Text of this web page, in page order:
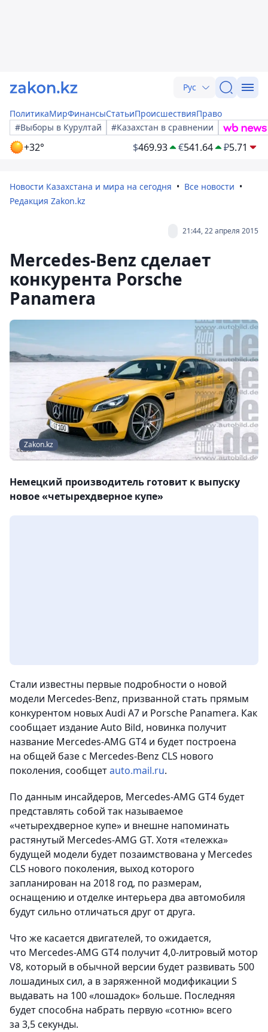
Рус
ПолитикаМирФинансыСтатьиПроисшествияПраво
#Выборы в Курултай
#Казахстан в сравнении
+32° $469.93 €541.64 ₽5.71
Новости Казахстана и мира на сегодня
Все новости
Редакция Zakon.kz
21:44, 22 апреля 2015
Mercedes-Benz сделает
конкурента Porsche
Panamera
Zakon.kz
Немецкий производитель готовит к выпуску
новое «четырехдверное купе»
Стали известны первые подробности о новой
модели Mercedes-Benz, призванной стать прямым
конкурентом новых Audi A7 и Porsche Panamera. Как
сообщает издание Auto Bild, новинка получит
название Mercedes-AMG GT4 и будет построена
на общей базе с Mercedes-Benz CLS нового
поколения, сообщетauto.mail.ru.
По данным инсайдеров, Mercedes-AMG GT4 будет
представлять собой так называемое
«четырехдверное купе» и внешне напоминать
растянутый Mercedes-AMG GT. Хотя «тележка»
будущей модели будет позаимствована у Mercedes
CLS нового поколения, выход которого
запланирован на 2018 год, по размерам,
оснащению и отделке интерьера два автомобиля
будут сильно отличаться друг от друга.
Что же касается двигателей, то ожидается,
что Mercedes-AMG GT4 получит 4,0-литровый мотор
V8, который в обычной версии будет развивать 500
лошадиных сил, а в заряженной модификации S
выдавать на 100 «лошадок» больше. Последняя
будет способна набрать первую «сотню» всего
за 3,5 секунды.